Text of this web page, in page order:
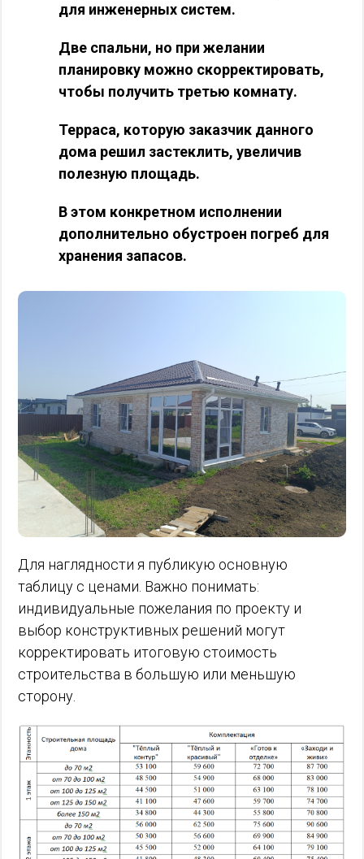
для инженерных систем.
Две спальни, но при желании
планировку можно скорректировать,
чтобы получить третью комнату.
Терраса, которую заказчик данного
дома решил застеклить, увеличив
полезную площадь.
В этом конкретном исполнении
дополнительно обустроен погреб для
хранения запасов.
Для наглядности я публикую основную
таблицу с ценами. Важно понимать:
индивидуальные пожелания по проекту и
выбор конструктивных решений могут
корректировать итоговую стоимость
строительства в большую или меньшую
сторону.